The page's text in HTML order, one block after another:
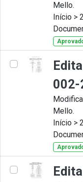
Mello.
Início >
002-
Mello.
Início >